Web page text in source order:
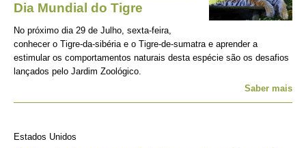
Dia Mundial do Tigre
No próximo dia 29 de Julho, sexta-feira,
conhecer o Tigre-da-sibéria e o Tigre-de-sumatra e aprender a
estimular os comportamentos naturais desta espécie são os desafios
lançados pelo Jardim Zoológico.
Saber mais
Estados Unidos